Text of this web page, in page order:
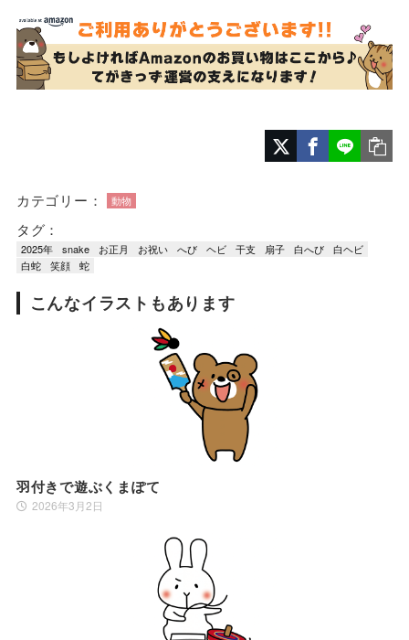
カテゴリー： 動物
タグ：
2025年 snake お正月 お祝い へび ヘビ 干支 扇子 白へび
白ヘビ
白蛇
笑顔 蛇
こんなイラストもあります
羽付きで遊ぶくまぽて
2026年3月2日